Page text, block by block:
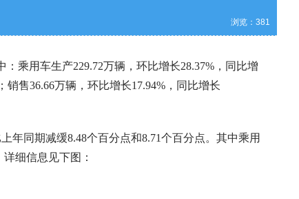
浏览： 381
乘用车生产229.72万辆，环比增长28.37%，同比增
销售36.66万辆，环比增长17.94%，同比增长
年同期减缓8.48个百分点和8.71个百分点。其中乘用
细信息见下图：